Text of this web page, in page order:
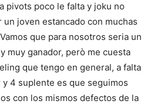
pivots poco le falta y joku no
un joven estancado con muchas
que para nosotros seria un
muy ganador, però me cuesta
que tengo en general, a falta
4 suplente es que seguimos
con los mismos defectos de la